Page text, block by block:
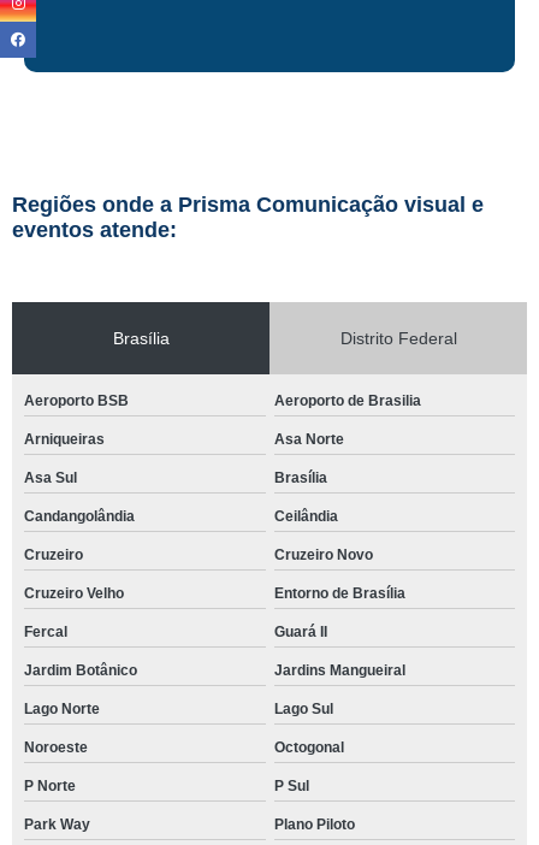
Regiões onde a Prisma Comunicação visual e
eventos atende:
Brasília Distrito Federal
Aeroporto BSB Aeroporto de Brasilia
Arniqueiras Asa Norte
Asa Sul Brasília
Candangolândia Ceilândia
Cruzeiro Cruzeiro Novo
Cruzeiro Velho Entorno de Brasília
Fercal Guará II
Jardim Botânico Jardins Mangueiral
Lago Norte Lago Sul
Noroeste Octogonal
P Norte P Sul
Park Way Plano Piloto